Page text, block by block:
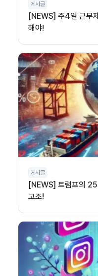
게시글
[NEWS] 주4일 근무
해야!
게시글
[NEWS] 트럼프의
고조!